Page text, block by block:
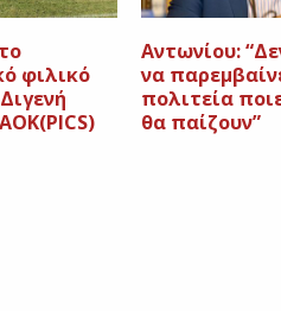
φιλικό
Αντωνίου:
να
πολιτεία
θα παίζουν”